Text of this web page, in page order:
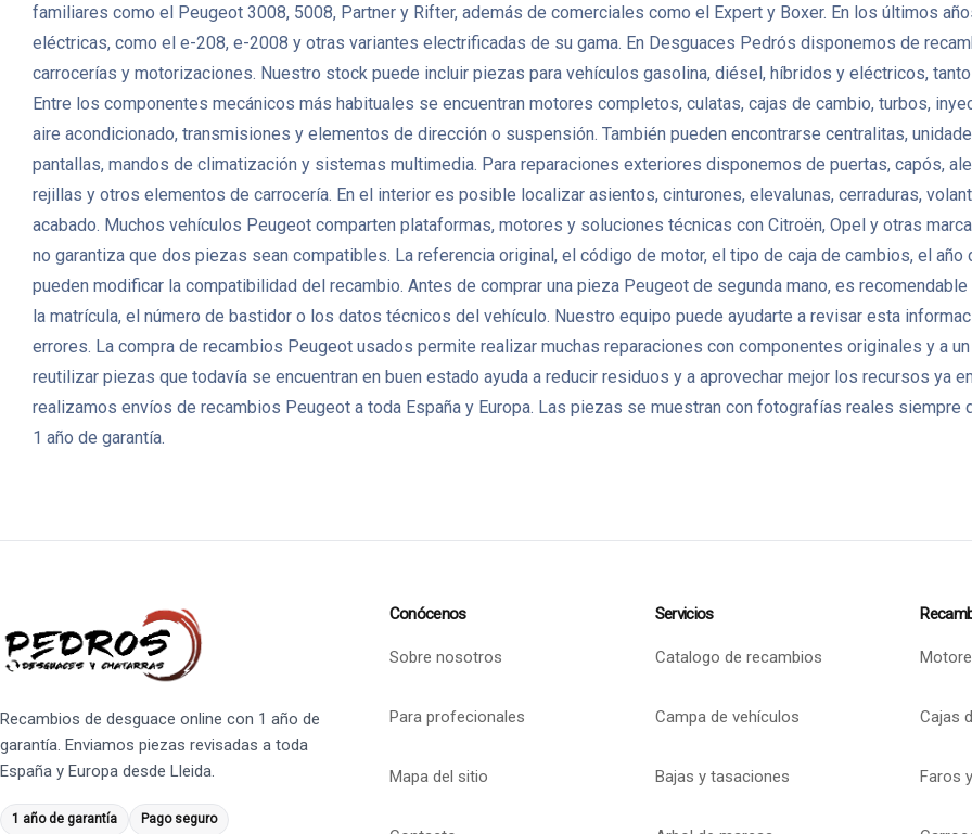
familiares como el Peugeot 3008, 5008, Partner y Rifter, además de comerciales como el Expert y Boxer. En los últimos
eléctricas, como el e-208, e-2008 y otras variantes electrificadas de su gama. En Desguaces Pedrós disponemos de
carrocerías y motorizaciones. Nuestro stock puede incluir piezas para vehículos gasolina, diésel, híbridos y eléctricos,
Entre los componentes mecánicos más habituales se encuentran motores completos, culatas, cajas de cambio, turbos,
aire acondicionado, transmisiones y elementos de dirección o suspensión. También pueden encontrarse centralitas,
pantallas, mandos de climatización y sistemas multimedia. Para reparaciones exteriores disponemos de puertas, capós,
rejillas y otros elementos de carrocería. En el interior es posible localizar asientos, cinturones, elevalunas, cerraduras,
acabado. Muchos vehículos Peugeot comparten plataformas, motores y soluciones técnicas con Citroën, Opel y otras
no garantiza que dos piezas sean compatibles. La referencia original, el código de motor, el tipo de caja de cambios, el
pueden modificar la compatibilidad del recambio. Antes de comprar una pieza Peugeot de segunda mano, es
la matrícula, el número de bastidor o los datos técnicos del vehículo. Nuestro equipo puede ayudarte a revisar esta
errores. La compra de recambios Peugeot usados permite realizar muchas reparaciones con componentes originales y a
reutilizar piezas que todavía se encuentran en buen estado ayuda a reducir residuos y a aprovechar mejor los recursos ya
realizamos envíos de recambios Peugeot a toda España y Europa. Las piezas se muestran con fotografías reales
1 año de garantía.
Recambios de desguace online con 1 año de
garantía. Enviamos piezas revisadas a toda
España y Europa desde Lleida.
1 año de garantía Pago seguro
Conócenos
Sobre nosotros
Para profecionales
Mapa del sitio
Servicios
Catalogo de recambios
Campa de vehículos
Bajas y tasaciones
Cajas
Faros